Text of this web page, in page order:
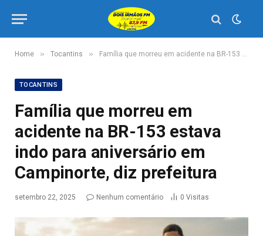
Home » Tocantins » Família que morreu em acidente na BR-153 estava indo para aniversário em Campinorte, diz prefeitura
TOCANTINS
Família que morreu em
acidente na BR-153 estava
indo para aniversário em
Campinorte, diz prefeitura
setembro 22, 2025 Nenhum comentário 0 Visitas